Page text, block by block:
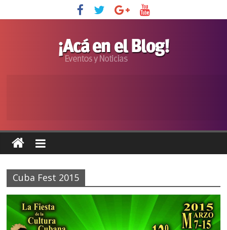
Cuba Fest 2015